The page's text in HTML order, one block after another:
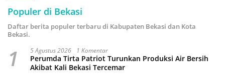
Populer di Bekasi
Daftar berita populer terbaru di Kabupaten Bekasi dan Kota
Bekasi.
1 5 Agustus 2026 1 Komentar
Perumda Tirta Patriot Turunkan Produksi Air Bersih
Akibat Kali Bekasi Tercemar